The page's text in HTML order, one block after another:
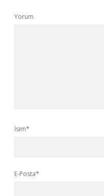
Yorum
İsim*
E-Posta*